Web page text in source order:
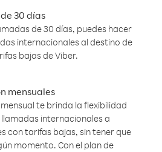
30 días
de 30 días, puedes hacer
internacionales al destino de
bajas de Viber.
mensuales
te brinda la flexibilidad
internacionales a
con tarifas bajas, sin tener que
momento. Con el plan de